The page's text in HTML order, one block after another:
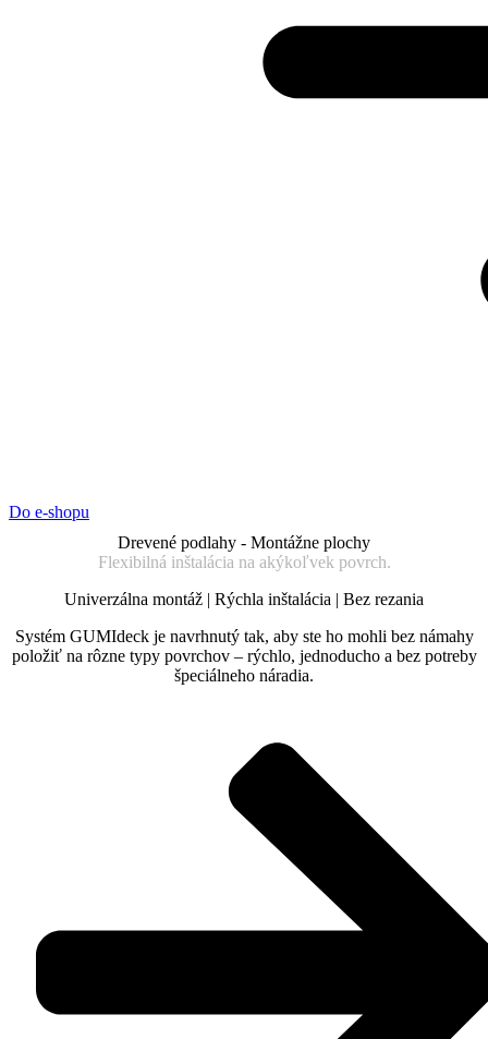
Do e-shopu
Drevené podlahy - Montážne plochy
Flexibilná inštalácia na akýkoľvek povrch.
Univerzálna montáž | Rýchla inštalácia | Bez rezania
Systém GUMIdeck je navrhnutý tak, aby ste ho mohli bez námahy
položiť na rôzne typy povrchov – rýchlo, jednoducho a bez potreby
špeciálneho náradia.